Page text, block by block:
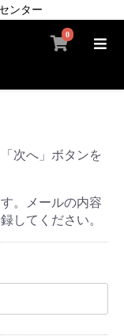
ンター
0
次へ」ボタンを
。メールの内容
してください。